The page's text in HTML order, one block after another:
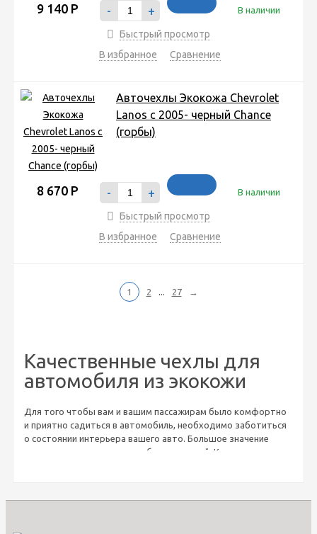
9 140 Р - + В наличии
Быстрый просмотр
В избранное
Сравнение
Авточехлы Экокожа Chevrolet
Lanos с 2005- черный Chance
(горбы)
8 670 Р - + В наличии
Быстрый просмотр
В избранное
Сравнение
1 2 ... 27 →
Качественные чехлы для
автомобиля из экокожи
Для того чтобы вам и вашим пассажирам было комфортно
и приятно садиться в автомобиль, необходимо заботиться
о состоянии интерьера вашего авто. Большое значение
, а точнее обивка сидений. Красивая и